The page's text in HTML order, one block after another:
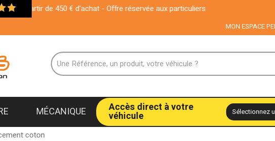
€ d'achat - Offre réservée aux particuliers
MON ESPACE
MÉCANIQUE Accès direct à votre
véhicule
coton